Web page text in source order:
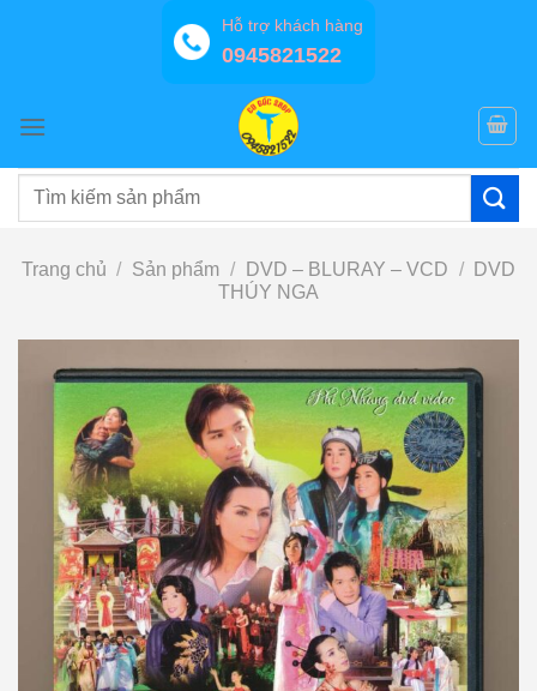
Hỗ trợ khách hàng
0945821522
Tìm
Trang chủ / Sản phẩm / DVD – BLURAY – VCD /
DVD
THÚY NGA